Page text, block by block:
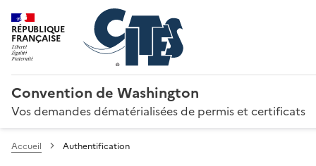
RÉPUBLIQUE
FRANÇAISE
Convention de Washington
Vos demandes dématérialisées de permis et certificats
Accueil Authentification